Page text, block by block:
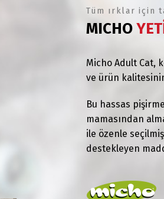
Tüm ırklar için
MICHO
Micho Adult Cat,
ve ürün
Bu hassas
mamasından
ile özenle
destekleyen